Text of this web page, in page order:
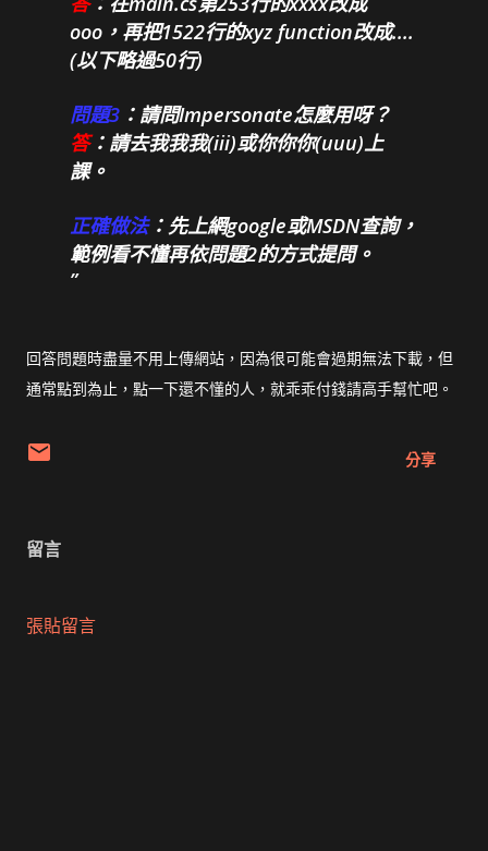
ooo，再把1522行的xyz function改成....
(以下略過50行)
問題3 ：請問Impersonate怎麼用呀？
答：請去我我我(iii)或你你你(uuu)上
課。
正確做法：先上網google或MSDN查詢，
範例看不懂再依問題2的方式提問。
回答問題時盡量不用上傳網站，因為很可能會過期無法下載，但
通常點到為止，點一下還不懂的人，就乖乖付錢請高手幫忙吧。
分享
留言
張貼留言